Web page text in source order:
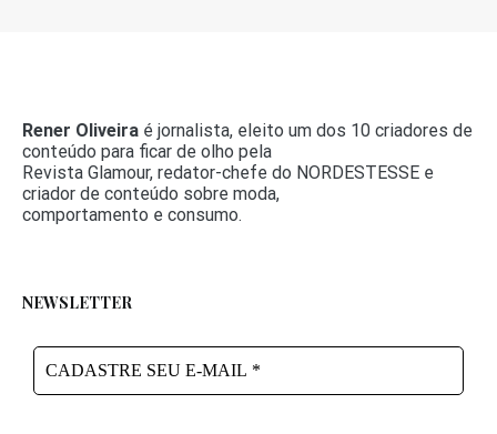
Rener Oliveira é jornalista, eleito um dos 10 criadores de
conteúdo para ficar de olho pela
Revista Glamour, redator-chefe do NORDESTESSE e
criador de conteúdo sobre moda,
comportamento e consumo.
NEWSLETTER
CADASTRE
SEU